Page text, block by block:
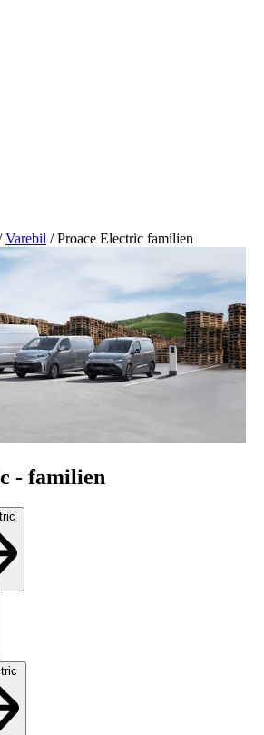
Varebil /Proace Electric familien
- familien